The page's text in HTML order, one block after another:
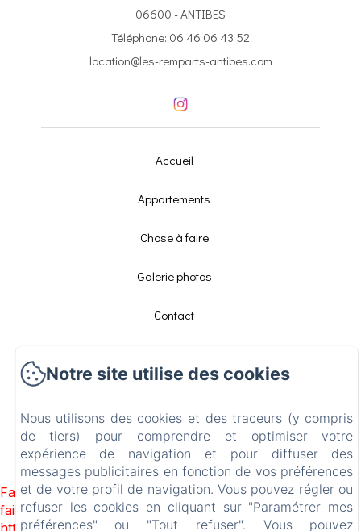
06600 - ANTIBES
Téléphone: 06 46 06 43 52
location@les-remparts-antibes.com
Accueil
Appartements
Chose à faire
Galerie photos
Contact
Créé par Amenitiz
Failed to load BookingEngine/index: Loading chunk 1322
failed. (missing:
Notre site utilise des cookies
Nous utilisons des cookies et des traceurs (y compris
de tiers) pour comprendre et optimiser votre
expérience de navigation et pour diffuser des
messages publicitaires en fonction de vos préférences
et de votre profil de navigation. Vous pouvez régler ou
refuser les cookies en cliquant sur "Paramétrer mes
préférences" ou "Tout refuser". Vous pouvez